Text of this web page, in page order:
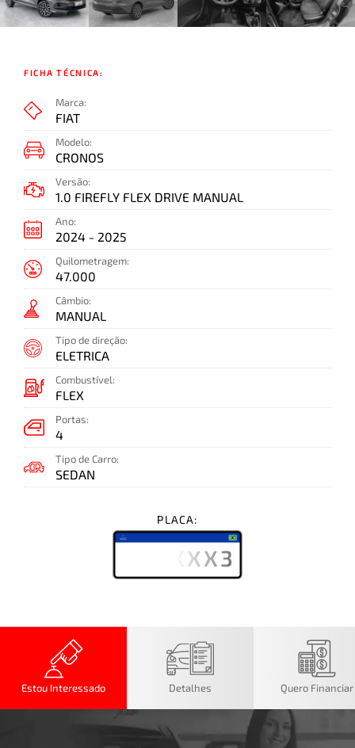
FICHA TÉCNICA:
Marca:
FIAT
Modelo:
CRONOS
Versão:
1.0 FIREFLY FLEX DRIVE MANUAL
Ano:
2024 - 2025
Quilometragem:
47.000
Câmbio:
MANUAL
Tipo de direção:
ELETRICA
Combustível:
FLEX
Portas:
4
Tipo de Carro:
SEDAN
PLACA:
XXXXXX3
Estou Interessado Detalhes Quero Financiar